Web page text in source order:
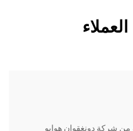
من شركة دونغقوان هوايو